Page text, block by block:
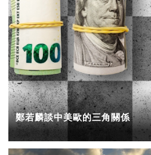
鄭若麟談中美歐的三角關係